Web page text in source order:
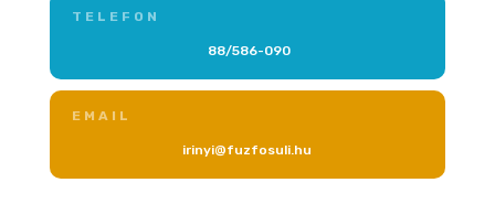
TELEFON
88/586-090
EMAIL
irinyi@fuzfosuli.hu